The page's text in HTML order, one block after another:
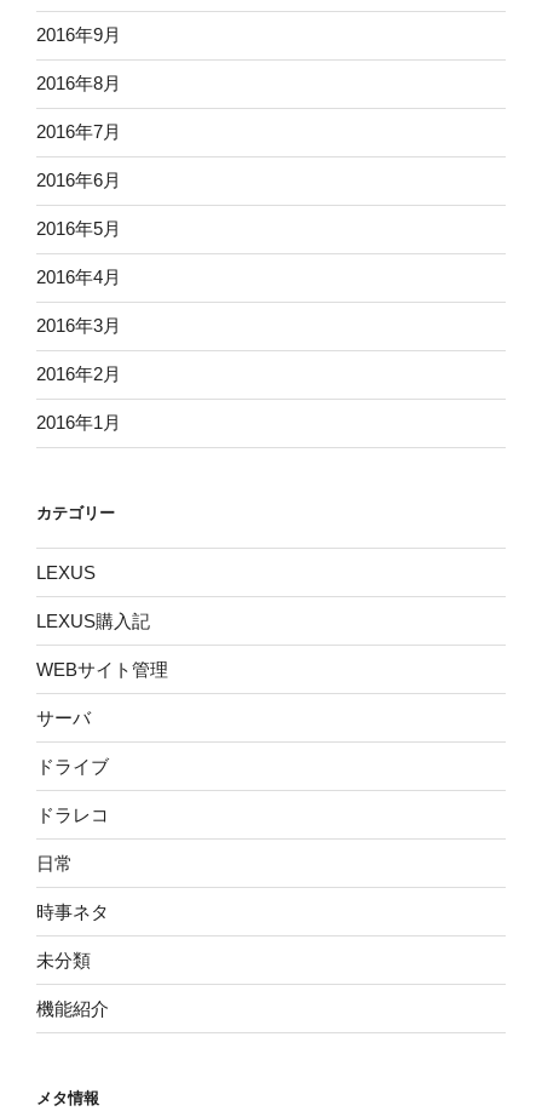
2016年9月
2016年8月
2016年7月
2016年6月
2016年5月
2016年4月
2016年3月
2016年2月
2016年1月
カテゴリー
LEXUS
LEXUS購入記
WEBサイト管理
サーバ
ドライブ
ドラレコ
日常
時事ネタ
未分類
機能紹介
メタ情報